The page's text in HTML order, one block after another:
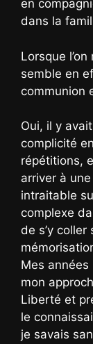
en
dans la
Lorsque
semble en
communion
Oui, il y
complicité
répétitions,
arriver à
intraitable
complexe
de s’y
Mes
mon
Liberté et
le
je savais